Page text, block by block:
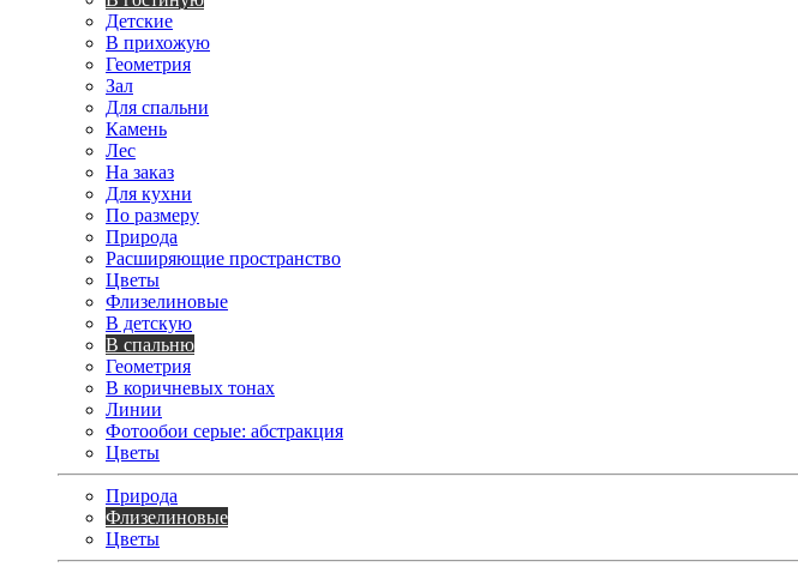
Детские
В прихожую
Геометрия
Зал
Для спальни
Камень
Лес
На заказ
Для кухни
По размеру
Природа
Расширяющие пространство
Цветы
Флизелиновые
В детскую
В спальню
Геометрия
В коричневых тонах
Линии
Фотообои серые: абстракция
Цветы
Природа
Флизелиновые
Цветы